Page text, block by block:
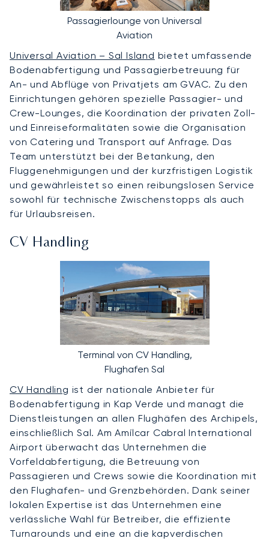
Passagierlounge von Universal
Aviation
Universal Aviation – Sal Island bietet umfassende
Bodenabfertigung und Passagierbetreuung für
An- und Abflüge von Privatjets am GVAC. Zu den
Einrichtungen gehören spezielle Passagier- und
Crew-Lounges, die Koordination der privaten Zoll-
und Einreiseformalitäten sowie die Organisation
von Catering und Transport auf Anfrage. Das
Team unterstützt bei der Betankung, den
Fluggenehmigungen und der kurzfristigen Logistik
und gewährleistet so einen reibungslosen Service
sowohl für technische Zwischenstopps als auch
für Urlaubsreisen.
CV Handling
Terminal von CV Handling,
Flughafen Sal
CV Handling ist der nationale Anbieter für
Bodenabfertigung in Kap Verde und managt die
Dienstleistungen an allen Flughäfen des Archipels,
einschließlich Sal. Am Amílcar Cabral International
Airport überwacht das Unternehmen die
Vorfeldabfertigung, die Betreuung von
Passagieren und Crews sowie die Koordination mit
den Flughafen- und Grenzbehörden. Dank seiner
lokalen Expertise ist das Unternehmen eine
verlässliche Wahl für Betreiber, die effiziente
Turnarounds und eine an die kapverdischen